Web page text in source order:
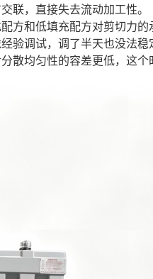
联，直接失去流动加工性。
方和低填充配方对剪切力
验调试，调了半天也没法
散均匀性的容差更低，这